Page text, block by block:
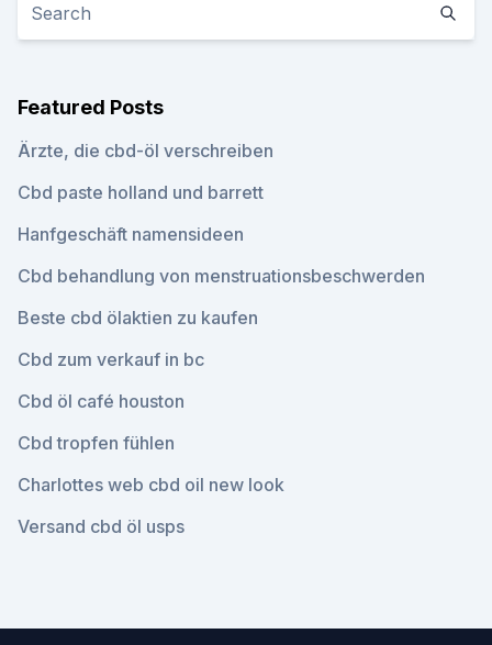
Featured Posts
Ärzte, die cbd-öl verschreiben
Cbd paste holland und barrett
Hanfgeschäft namensideen
Cbd behandlung von menstruationsbeschwerden
Beste cbd ölaktien zu kaufen
Cbd zum verkauf in bc
Cbd öl café houston
Cbd tropfen fühlen
Charlottes web cbd oil new look
Versand cbd öl usps